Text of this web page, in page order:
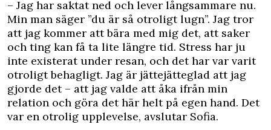
– Jag har saktat ned och lever långsammare nu.
Min man säger ”du är så otroligt lugn”. Jag tror
att jag kommer att bära med mig det, att saker
och ting kan få ta lite längre tid. Stress har ju
inte existerat under resan, och det har var varit
otroligt behagligt. Jag är jättejätteglad att jag
gjorde ­det – att jag valde att åka ifrån min
relation och göra det här helt på egen hand. Det
var en otrolig upplevelse, avslutar Sofia.